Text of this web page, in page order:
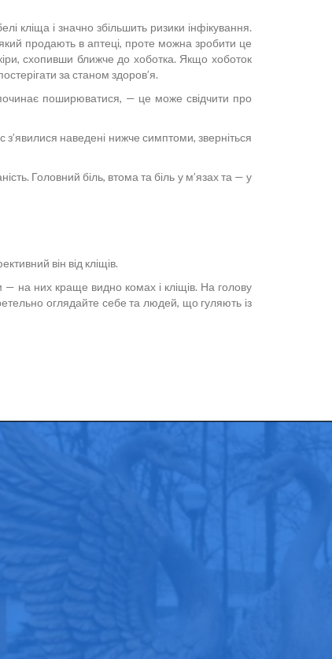
кліща і значно збільшить ризики інфікування.
продають в аптеці, проте можна зробити це
схопивши ближче до хоботка. Якщо хоботок
за станом здоров’я.
починає поширюватися, — це може свідчити про
з’явилися наведені нижче симптоми, зверніться
Головний біль, втома та біль у м’язах та — у
він від кліщів.
— на них краще видно комах і кліщів. На голову
оглядайте себе та людей, що гуляють із